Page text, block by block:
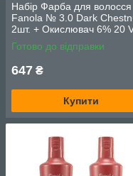
Набір Фарба для волосся
Fanola № 3.0 Dark
2шт. + Окислювач 6% 20
300 мл.
Готово до відправки
647 ₴
Купити